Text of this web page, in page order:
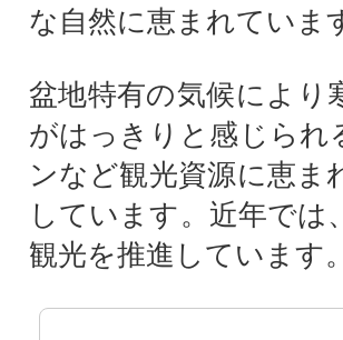
な自然に恵まれていま
盆地特有の気候により
がはっきりと感じられ
ンなど観光資源に恵ま
しています。近年では
観光を推進しています。